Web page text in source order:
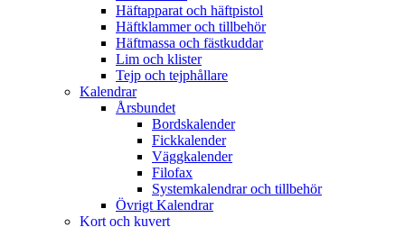
Häftapparat och häftpistol
Häftklammer och tillbehör
Häftmassa och fästkuddar
Lim och klister
Tejp och tejphållare
Kalendrar
Årsbundet
Bordskalender
Fickkalender
Väggkalender
Filofax
Systemkalendrar och tillbehör
Övrigt Kalendrar
Kort och kuvert